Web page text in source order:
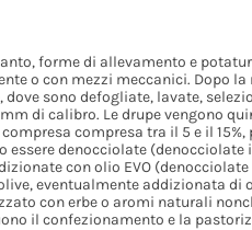
forme di allevamento e
o con mezzi meccanici. Dopo
sono defogliate, lavate,
di calibro. Le drupe vengono
compresa tra il 5 e il
essere denocciolate
con olio EVO (denocciolate
eventualmente addizionata di
con erbe o aromi naturali
il confezionamento e la